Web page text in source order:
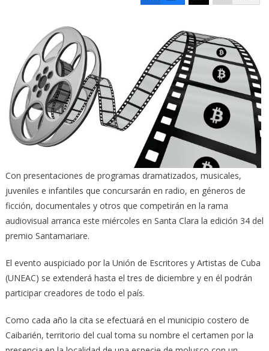
Con presentaciones de programas dramatizados, musicales,
juveniles e infantiles que concursarán en radio, en géneros de
ficción, documentales y otros que competirán en la rama
audiovisual arranca este miércoles en Santa Clara la edición 34 del
premio Santamariare.
El evento auspiciado por la Unión de Escritores y Artistas de Cuba
(UNEAC) se extenderá hasta el tres de diciembre y en él podrán
participar creadores de todo el país.
Como cada año la cita se efectuará en el municipio costero de
Caibarién, territorio del cual toma su nombre el certamen por la